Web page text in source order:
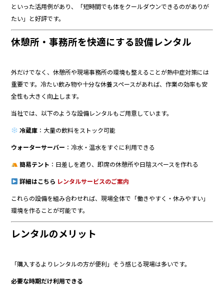
といった活用例があり、「短時間でも体をクールダウンできるのがありが
たい」と好評です。
休憩所・事務所を快適にする設備レンタル
外だけでなく、休憩所や現場事務所の環境も整えることが熱中症対策には
重要です。冷たい飲み物や十分な休養スペースがあれば、作業の効率も安
全性も大きく向上します。
当社では、以下のような設備レンタルもご用意しています。
冷蔵庫 ：大量の飲料をストック可能
ウォーターサーバー ：冷水・温水をすぐに利用できる
簡易テント ：日差しを遮り、即席の休憩所や日陰スペースを作れる
詳細はこちら レンタルサービスのご案内
これらの設備を組み合わせれば、現場全体で「働きやすく・休みやすい」
環境を作ることが可能です。
レンタルのメリット
「購入するよりレンタルの方が便利」――そう感じる現場は多いです。
必要な時期だけ利用できる